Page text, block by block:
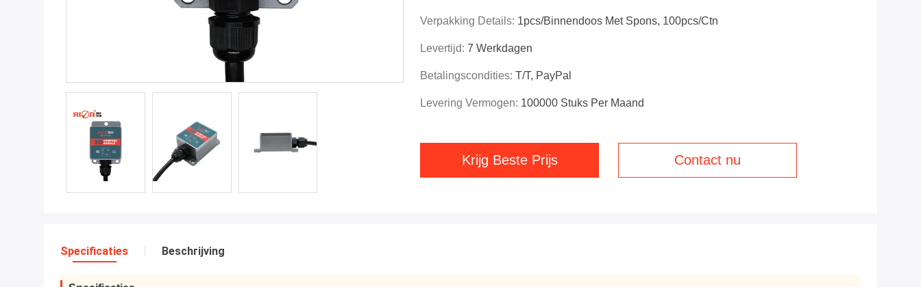
Verpakking Details: 1pcs/binnendoos Met Spons, 100pcs/ctn
Levertijd: 7 Werkdagen
Betalingscondities: T/T, PayPal
Levering Vermogen: 100000 Stuks Per Maand
Krijg Beste Prijs Contact nu
Specificaties Beschrijving